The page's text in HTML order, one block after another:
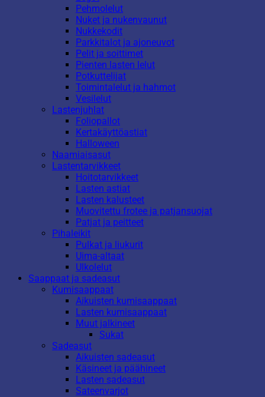
Pehmolelut
Nuket ja nukenvaunut
Nukkekodit
Parkkitalot ja ajoneuvot
Pelit ja soittimet
Pienten lasten lelut
Potkuttelijat
Toimintalelut ja hahmot
Vesilelut
Lastenjuhlat
Foliopallot
Kertakäyttöastiat
Halloween
Naamiaisasut
Lastentarvikkeet
Hoitotarvikkeet
Lasten astiat
Lasten kalusteet
Muovitettu frotee ja patjansuojat
Patjat ja peitteet
Pihaleikit
Pulkat ja liukurit
Uima-altaat
Ulkolelut
Saappaat ja sadeasut
Kumisaappaat
Aikuisten kumisaappaat
Lasten kumisaappaat
Muut jalkineet
Sukat
Sadeasut
Aikuisten sadeasut
Käsineet ja päähineet
Lasten sadeasut
Sateenvarjot